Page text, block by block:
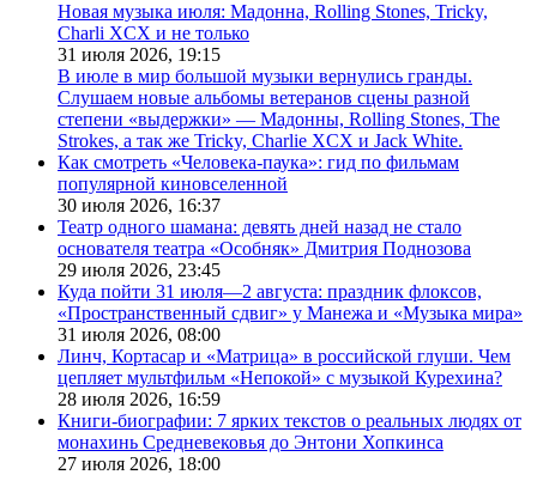
Новая музыка июля: Мадонна, Rolling Stones, Tricky,
Charli XCX и не только
31 июля 2026, 19:15
В июле в мир большой музыки вернулись гранды.
Слушаем новые альбомы ветеранов сцены разной
степени «выдержки» — Мадонны, Rolling Stones, The
Strokes, а так же Tricky, Charlie XCX и Jack White.
Как смотреть «Человека-паука»: гид по фильмам
популярной киновселенной
30 июля 2026, 16:37
Театр одного шамана: девять дней назад не стало
основателя театра «Особняк» Дмитрия Поднозова
29 июля 2026, 23:45
Куда пойти 31 июля—2 августа: праздник флоксов,
«Пространственный сдвиг» у Манежа и «Музыка мира»
31 июля 2026, 08:00
Линч, Кортасар и «Матрица» в российской глуши. Чем
цепляет мультфильм «Непокой» с музыкой Курехина?
28 июля 2026, 16:59
Книги-биографии: 7 ярких текстов о реальных людях от
монахинь Средневековья до Энтони Хопкинса
27 июля 2026, 18:00